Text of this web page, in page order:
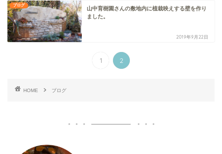
ブログ
山中育樹園さんの敷地内に植栽映えする壁を作り
ました。
2019年9月22日
1 2
HOME ブログ